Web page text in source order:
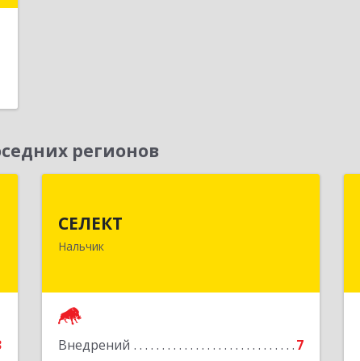
регионов
СЕЛЕКТ
Нальчик
Внедрений
7
Нальчик г, Кулиева пр-кт, дом № 10а
Подробнее